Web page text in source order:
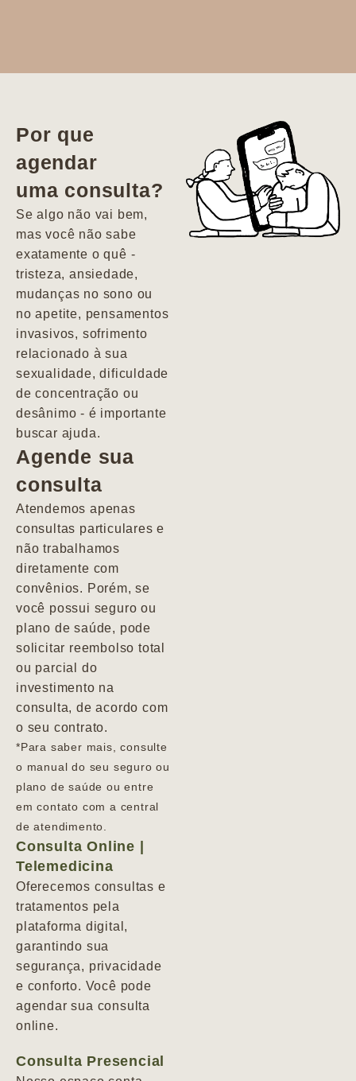
vida. Ela me
encontrou num
estado misto de
depressão e
agitação com
pensamentos
Por que
agendar
uma consulta?
Se algo não vai bem,
mas você não sabe
exatamente o quê -
tristeza, ansiedade,
mudanças no sono ou
no apetite, pensamentos
invasivos, sofrimento
relacionado à sua
sexualidade, dificuldade
de concentração ou
desânimo - é importante
buscar ajuda.
Agende sua
consulta
Atendemos apenas
consultas particulares e
não trabalhamos
diretamente com
convênios. Porém, se
você possui seguro ou
plano de saúde, pode
solicitar reembolso total
ou parcial do
investimento na
consulta, de acordo com
o seu contrato.
*Para saber mais, consulte
o manual do seu seguro ou
plano de saúde ou entre
em contato com a central
de atendimento.
Consulta Online |
Telemedicina
Oferecemos consultas e
tratamentos pela
plataforma digital,
garantindo sua
segurança, privacidade
e conforto. Você pode
agendar sua consulta
online.
Consulta Presencial